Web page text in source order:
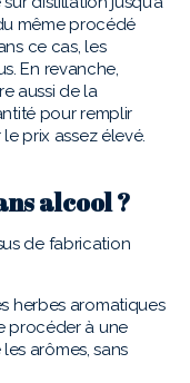
même procédé
ce cas, les
En revanche,
aussi de la
pour remplir
prix assez élevé.
alcool ?
de fabrication
herbes aromatiques
procéder à une
arômes, sans